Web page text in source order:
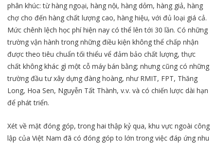
phân khúc: từ hàng ngoại, hàng nội, hàng dỏm, hàng giả, hàng
chợ cho đến hàng chất lượng cao, hàng hiệu, với đủ loại giá cả.
Mức chênh lệch học phí hiện nay có thể lên tới 30 lần. Có những
trường vận hành trong những điều kiện không thể chấp nhận
được theo tiêu chuẩn tối thiểu vể đảm bảo chất lượng, thực
chất không khác gì một cỗ máy bán bằng; nhưng cũng có những
trường đầu tư xây dựng đàng hoàng, như RMIT, FPT, Thăng
Long, Hoa Sen, Nguyễn Tất Thành, v.v. và có chiến lược dài hạn
để phát triển.
Xét về mặt đóng góp, trong hai thập kỷ qua, khu vực ngoài công
lập của Việt Nam đã có đóng góp to lớn trong việc đáp ứng nhu